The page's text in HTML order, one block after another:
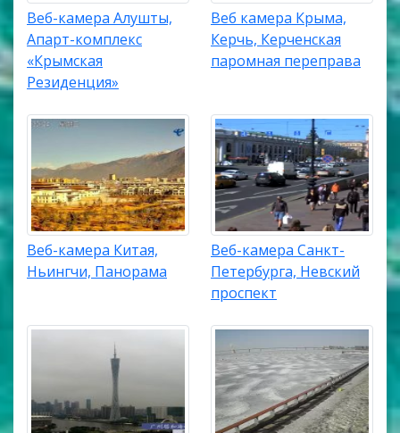
Веб-камера Алушты,
Апарт-комплекс
«Крымская
Резиденция»
Веб камера Крыма,
Керчь, Керченская
паромная переправа
Веб-камера Китая,
Ньингчи, Панорама
Веб-камера Санкт-
Петербурга, Невский
проспект